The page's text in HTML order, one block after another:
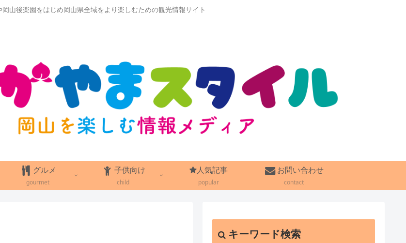
山後楽園をはじめ岡山県全域をより楽しむための観光情報サイト
グルメ
gourmet
子供向け
child
人気記事
popular
お問い合わせ
contact
キーワード検索